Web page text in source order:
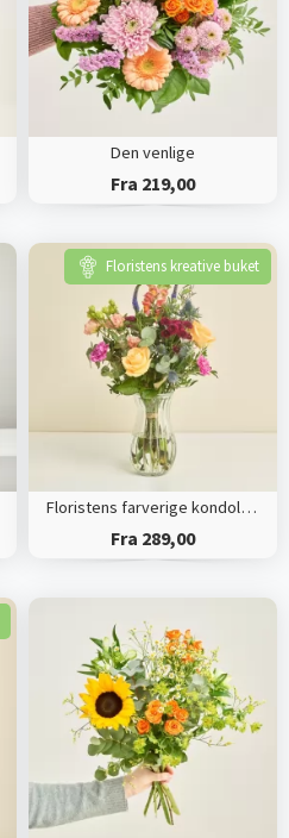
Den venlige
Fra 219,00
Floristens kreative buket
Floristens farverige kondolencebuket
Fra 289,00